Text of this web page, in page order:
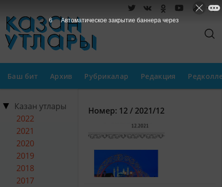
Баш бит Архив Рубрикалар Редакция
Казан утлары
2022
2021
2020
2019
2018
2017
Номер: 12 / 2021/12
6 Автоматическое закрытие баннера через